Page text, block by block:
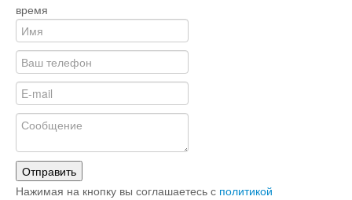
время
Отправить
Нажимая на кнопку вы соглашаетесь с политикой